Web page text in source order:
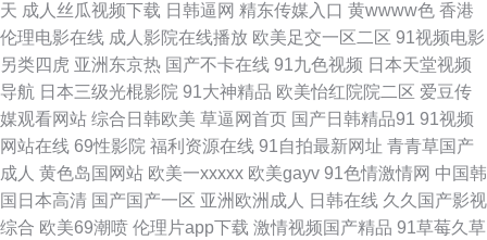
91精选视频 欧美99欧美 午夜福利肏屄视频 91国内在线 超碰91夫妻 国产97
超碰 久久素人 欧美人与兽A片 日日夜夜欢毛片 99福利在线视频 超碰在线人
人91 精品国产乱子伦 美女脱光视频91 91伊人叉 成人鲁一鲁 国产搡女人高
潮 91永久 精品三区最新更新 综合大香蕉伊人 a片资源首页 岛国青青草 九九
天 成人丝瓜视频下载 日韩逼网 精东传媒入口 黄wwww色 香港
伦理电影在线 成人影院在线播放 欧美足交一区二区 91视频电影
另类四虎 亚洲东京热 国产不卡在线 91九色视频 日本天堂视频
导航 日本三级光棍影院 91大神精品 欧美怡红院院二区 爱豆传
媒观看网站 综合日韩欧美 草逼网首页 国产日韩精品91 91视频
网站在线 69性影院 福利资源在线 91自拍最新网址 青青草国产
成人 黄色岛国网站 欧美一xxxxx 欧美gayv 91色情激情网 中国韩
国日本高清 国产国产一区 亚洲欧洲成人 日韩在线 久久国产影视
综合 欧美69潮喷 伦理片app下载 激情视频国产精品 91草莓久草